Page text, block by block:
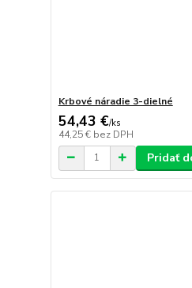
Krbové náradie 3-dielné
54,43 €/ks
44,25 € bez DPH
Pridať